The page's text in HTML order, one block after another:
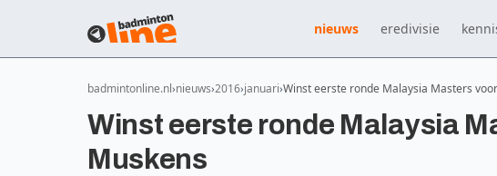
nieuws eredivisie
badmintonline.nl nieuws 2016 januari Winst eerste ronde Malaysia Masters
Winst eerste ronde Malaysia
Muskens